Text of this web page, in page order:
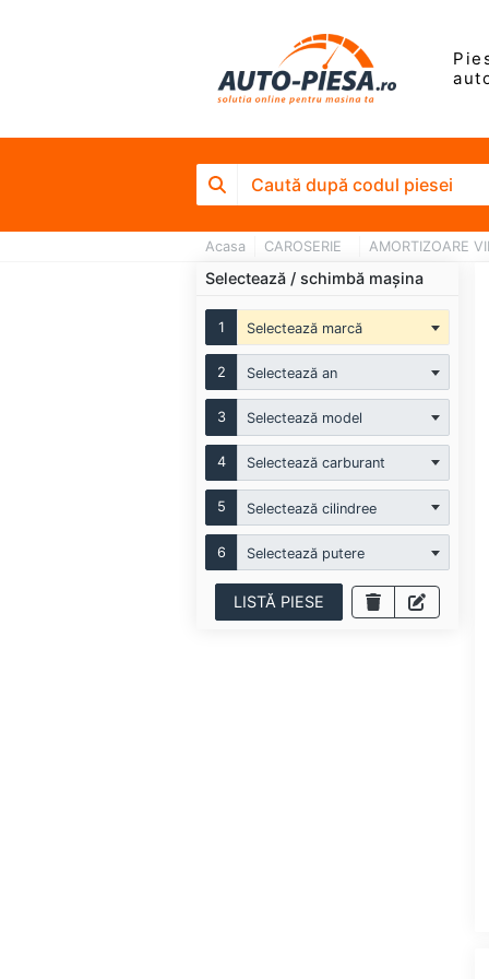
Acasa CAROSERIE AMORTIZOARE
Selectează / schimbă mașina
1 Selectează marcă
2 Selectează an
3 Selectează model
4 Selectează carburant
5 Selectează cilindree
6 Selectează putere
LISTĂ PIESE